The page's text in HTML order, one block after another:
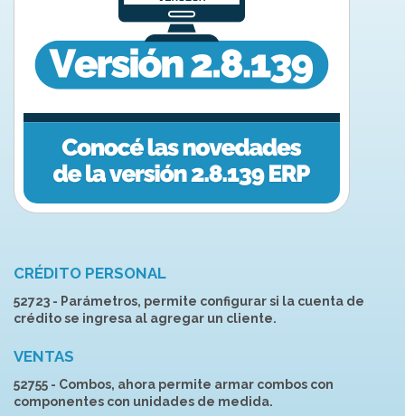
CRÉDITO PERSONAL
52723 - Parámetros, permite configurar si la cuenta de
crédito se ingresa al agregar un cliente.
VENTAS
52755 - Combos, ahora permite armar combos con
componentes con unidades de medida.